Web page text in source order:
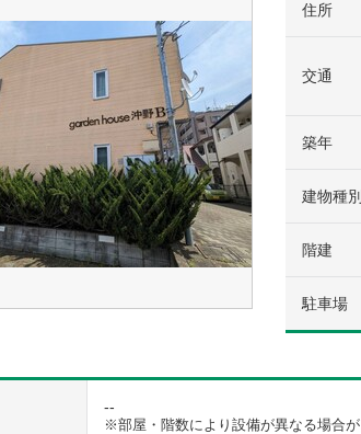
住所
交通
築年
建物種
階建
駐車場
--
※部屋・階数により設備が異なる場合が